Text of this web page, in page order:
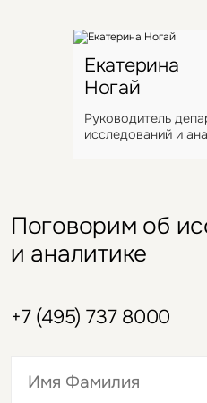
Екатерина
Ногай
Руководитель
исследований и
Поговорим об
и аналитике
+7 (495) 737 8000